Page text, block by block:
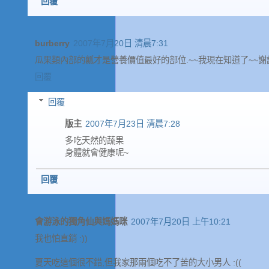
burberry 2007年7月20日 清晨7:31
瓜果類內部的瓤才是營養價值最好的部位.~~我現在知道了~~謝
回覆
回覆
版主 2007年7月23日 清晨7:28
多吃天然的蔬果
身體就會健康呢~
回覆
會游泳的獨角仙與媽媽咪 2007年7月20日 上午10:21
我也怕直銷 :))
夏天吃這個很不錯,但我家那兩個吃不了苦的大小男人 :((